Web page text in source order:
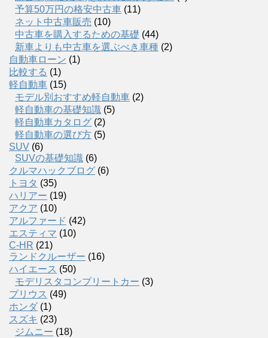
予算50万円の格安中古車 (11)
ネット中古車販売 (10)
中古車を購入するための基礎 (44)
新車よりも中古車を選ぶべき車種 (2)
自動車ローン (1)
比較する (1)
軽自動車 (15)
モデル別おすすめ軽自動車 (2)
軽自動車の基礎知識 (5)
軽自動車カタログ (2)
軽自動車の選び方 (5)
SUV (6)
SUVの基礎知識 (6)
クルマハックブログ (6)
トヨタ (35)
ハリアー (19)
アクア (10)
アルファード (42)
エスティマ (10)
C-HR (21)
ランドクルーザー (16)
ハイエース (50)
モデリスタコンプリートカー (3)
プリウス (49)
ホンダ (1)
スズキ (23)
ジムニー (18)